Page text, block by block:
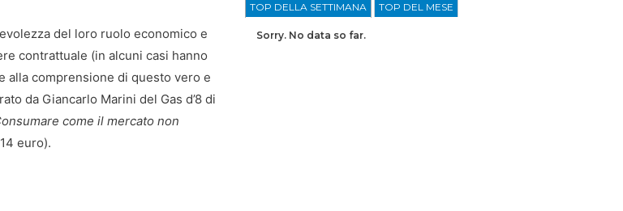
del loro ruolo economico e
contrattuale (in alcuni casi hanno
alla comprensione di questo vero e
da Giancarlo Marini del Gas d’8 di
come il mercato non
euro).
TOP DELLA SETTIMANA TOP DEL MESE
Sorry. No data so far.